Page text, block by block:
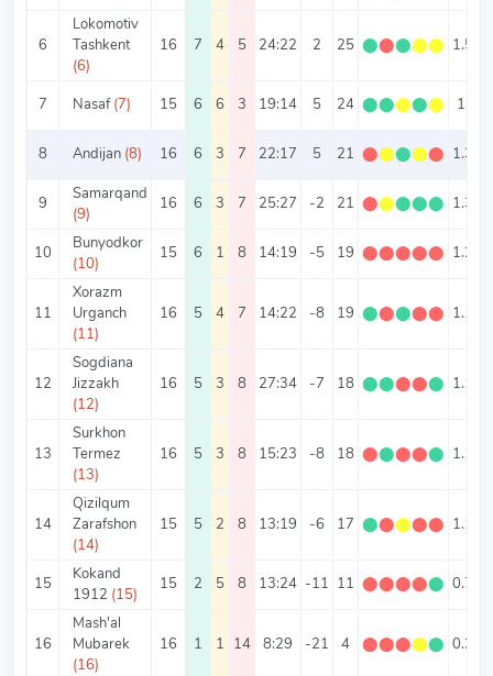
6
Lokomotiv
Tashkent
(6)
16 7 4 5 24:22 2 25 ⬤⬤⬤⬤⬤ 1.56
7 Nasaf (7) 15 6 6 3 19:14 5 24 ⬤⬤⬤⬤⬤ 1.6
8 Andijan (8) 16 6 3 7 22:17 5 21 ⬤⬤⬤⬤⬤ 1.31
9
Samarqand
(9)
16 6 3 7 25:27 -2 21 ⬤⬤⬤⬤⬤ 1.31
10
Bunyodkor
(10)
15 6 1 8 14:19 -5 19 ⬤⬤⬤⬤⬤ 1.27
11
Xorazm
Urganch
(11)
16 5 4 7 14:22 -8 19 ⬤⬤⬤⬤⬤ 1.19
12
Sogdiana
Jizzakh
(12)
16 5 3 8 27:34 -7 18 ⬤⬤⬤⬤⬤ 1.13
13
Surkhon
Termez
(13)
16 5 3 8 15:23 -8 18 ⬤⬤⬤⬤⬤ 1.13
14
Qizilqum
Zarafshon
(14)
15 5 2 8 13:19 -6 17 ⬤⬤⬤⬤⬤ 1.13
15
Kokand
1912 (15)
15 2 5 8 13:24 -11 11 ⬤⬤⬤⬤⬤ 0.73
16
Mash'al
Mubarek
(16)
16 1 1 14 8:29 -21 4 ⬤⬤⬤⬤⬤ 0.25